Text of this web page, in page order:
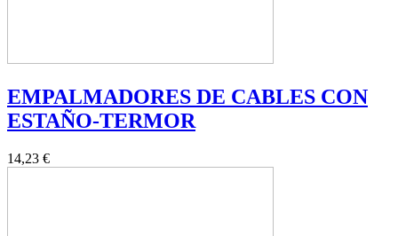
EMPALMADORES DE CABLES CON
ESTAÑO-TERMOR
14,23 €